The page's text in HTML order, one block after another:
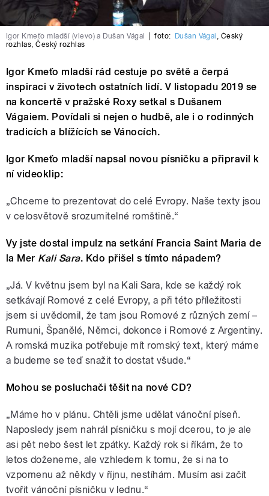
Igor Kmeťo mladší (vlevo) a Dušan Vágai foto: Dušan Vágai
Český
rozhlas ,Český rozhlas
Igor Kmeťo mladší rád cestuje po světě a čerpá
inspiraci v životech ostatních lidí. V listopadu 2019 se
na koncertě v pražské Roxy setkal s Dušanem
Vágaiem. Povídali si nejen o hudbě, ale i o rodinných
tradicích a blížících se Vánocích.
Igor Kmeťo mladší napsal novou písničku a připravil k
ní videoklip:
„Chceme to prezentovat do celé Evropy. Naše texty jsou
v celosvětově srozumitelné romštině.“
Vy jste dostal impulz na setkání Francia Saint Maria de
la Mer Kali Sara. Kdo přišel s tímto nápadem?
„Já. V květnu jsem byl na Kali Sara, kde se každý rok
setkávají Romové z celé Evropy, a při této příležitosti
jsem si uvědomil, že tam jsou Romové z různých zemí –
Rumuni, Španělé, Němci, dokonce i Romové z Argentiny.
A romská muzika potřebuje mít romský text, který máme
a budeme se teď snažit to dostat všude.“
Mohou se posluchači těšit na nové CD?
„Máme ho v plánu. Chtěli jsme udělat vánoční píseň.
Naposledy jsem nahrál písničku s mojí dcerou, to je ale
asi pět nebo šest let zpátky. Každý rok si říkám, že to
letos doženeme, ale vzhledem k tomu, že si na to
vzpomenu až někdy v říjnu, nestíhám. Musím asi začít
tvořit vánoční písničku v lednu.“